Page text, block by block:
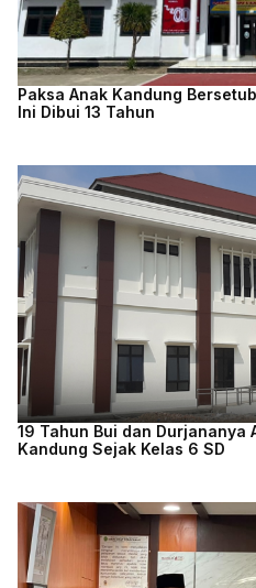
Paksa Anak Kandung
Ini Dibui 13 Tahun
19 Tahun Bui dan Durjananya
Kandung Sejak Kelas 6 SD